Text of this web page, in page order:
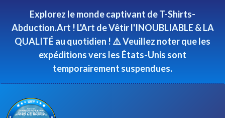
Explorez le monde captivant de T-Shirts-
Abduction.Art ! L'Art de Vêtir l'INOUBLIABLE & LA
QUALITÉ au quotidien ! ⚠️ Veuillez noter que les
expéditions vers les États-Unis sont
temporairement suspendues.